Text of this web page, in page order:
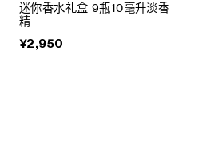
迷你香水礼盒 9瓶10毫升淡香
精
¥2,950